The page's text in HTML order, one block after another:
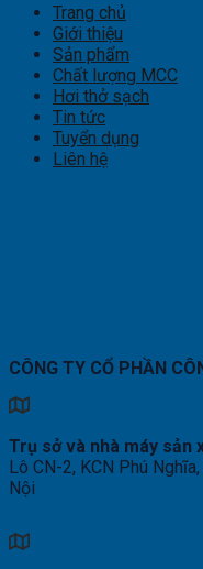
Trang chủ
Giới thiệu
Sản phẩm
Chất lượng MCC
Hơi thở sạch
Tin tức
Tuyển dụng
Liên hệ
CÔNG TY CỔ PHẦN
Trụ sở và nhà máy sản
Lô CN-2, KCN Phú
Nội